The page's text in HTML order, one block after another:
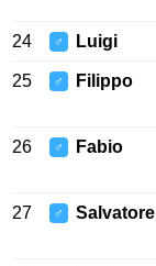
24 ♂ Luigi
25 ♂ Filippo
26 ♂ Fabio
27 ♂ Salvatore